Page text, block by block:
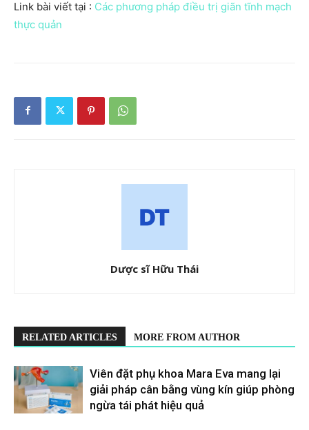
Link bài viết tại : Các phương pháp điều trị giãn tĩnh mạch
thực quản
Dược sĩ Hữu Thái
RELATED ARTICLES MORE FROM AUTHOR
Viên đặt phụ khoa Mara Eva mang lại
giải pháp cân bằng vùng kín giúp phòng
ngừa tái phát hiệu quả